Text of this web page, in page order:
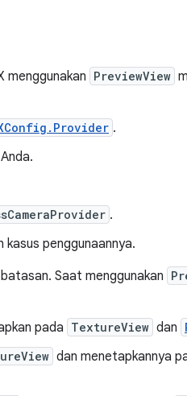
menggunakan PreviewView
.
.
kasus penggunaannya.
Saat menggunakan
pada TextureView dan
dan menetapkannya